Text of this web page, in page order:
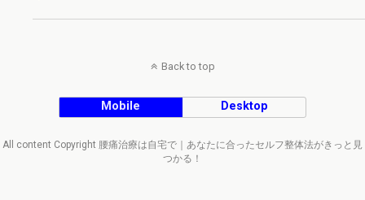
Back to top
Mobile Desktop
All content Copyright 腰痛治療は自宅で｜あなたに合ったセルフ整体法がきっと見
つかる！